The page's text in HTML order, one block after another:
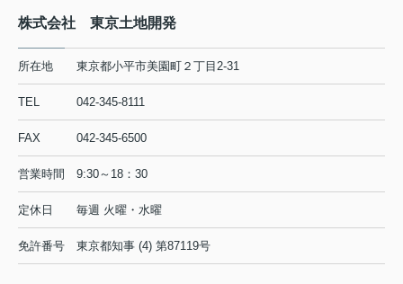
7日（火）、 8日（水）
21日（火）、22日（水）
29日（水）、30日（木）
4/29～5/6の期間にいただいたお問い合わせにつきましては、
株式会社 東京土地開発
所在地 東京都小平市美園町２丁目2-31
TEL 042-345-8111
FAX 042-345-6500
営業時間 9:30～18：30
定休日 毎週 火曜・水曜
免許番号 東京都知事 (4) 第87119号